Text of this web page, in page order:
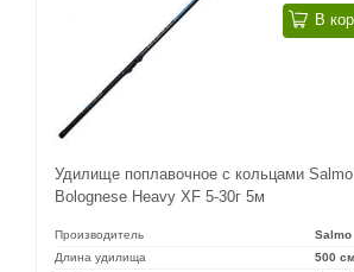
Удилище поплавочное с кольцами
Bolognese Heavy XF 5-30г 5м
Производитель
Salmo
Длина удилища
500 см
В